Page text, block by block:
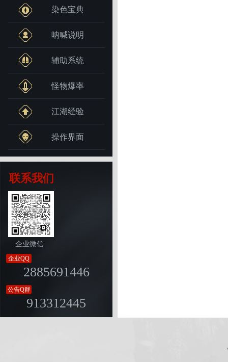
染色宝典
呐喊说明
辅助系统
怪物爆率
江湖经验
操作界面
联系我们
企业微信
企业QQ
2885691446
公告Q群
913312445